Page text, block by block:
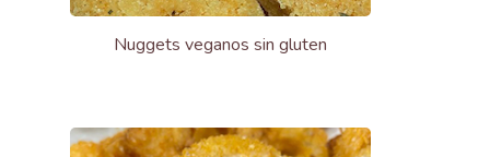
Nuggets veganos sin gluten